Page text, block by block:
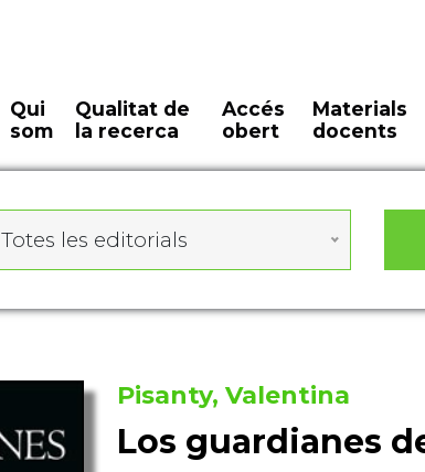
Qui
som
Qualitat de
la recerca
Accés
obert
Materials
docents
Totes les editorials
Pisanty, Valentina
Los guardianes